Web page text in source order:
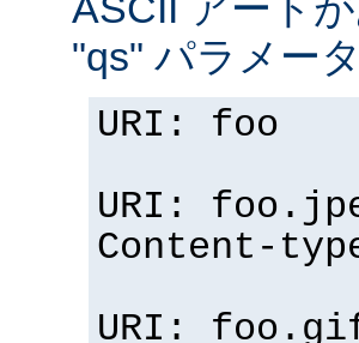
"qs" パラメー
URI: foo
URI:
Content-
URI: